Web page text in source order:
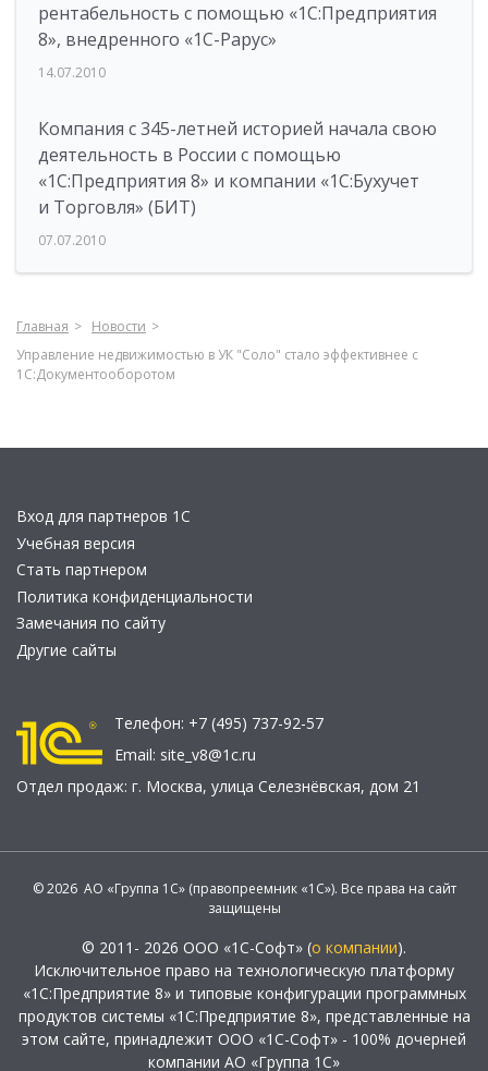
рентабельность с помощью «1С:Предприятия
8», внедренного «1С-Рарус»
14.07.2010
Компания с 345-летней историей начала свою
деятельность в России с помощью
«1С:Предприятия 8» и компании «1С:Бухучет
и Торговля» (БИТ)
07.07.2010
Главная
Новости
Управление недвижимостью в УК "Соло" стало эффективнее с
1С:Документооборотом
Вход для партнеров 1С
Учебная версия
Стать партнером
Политика конфиденциальности
Замечания по сайту
Другие сайты
Телефон: +7 (495) 737-92-57
Email: site_v8@1c.ru
Отдел продаж: г. Москва, улица Селезнёвская, дом 21
© 2026 АО «Группа 1С» (правопреемник «1С»). Все права на сайт
защищены
© 2011- 2026 ООО «1С-Софт» (о компании).
Исключительное право на технологическую платформу
«1С:Предприятие 8» и типовые конфигурации программных
продуктов системы «1С:Предприятие 8», представленные на
этом сайте, принадлежит ООО «1С-Софт» - 100% дочерней
компании АО «Группа 1С»